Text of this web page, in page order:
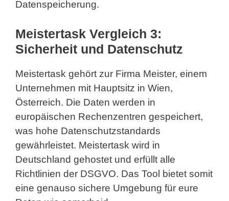
Datenspeicherung.
Meistertask Vergleich 3:
Sicherheit und Datenschutz
Meistertask gehört zur Firma Meister, einem
Unternehmen mit Hauptsitz in Wien,
Österreich. Die Daten werden in
europäischen Rechenzentren gespeichert,
was hohe Datenschutzstandards
gewährleistet. Meistertask wird in
Deutschland gehostet und erfüllt alle
Richtlinien der DSGVO. Das Tool bietet somit
eine genauso sichere Umgebung für eure